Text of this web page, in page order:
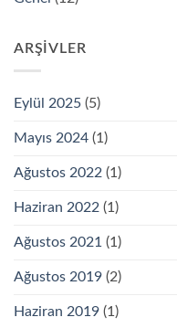
ARŞIVLER
Eylül 2025 (5)
Mayıs 2024 (1)
Ağustos 2022 (1)
Haziran 2022 (1)
Ağustos 2021 (1)
Ağustos 2019 (2)
Haziran 2019 (1)